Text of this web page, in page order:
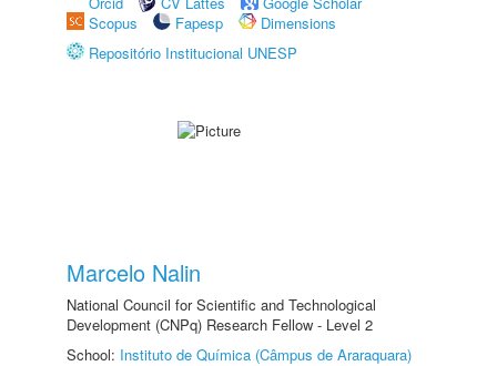
Scopus
Fapesp
Dimensions
Repositório Institucional UNESP
Marcelo Nalin
National Council for Scientific and Technological
Development (CNPq) Research Fellow - Level 2
School: Instituto de Química (Câmpus de Araraquara)